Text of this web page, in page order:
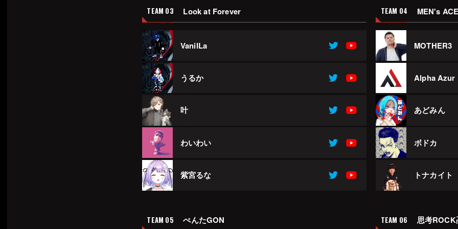
TEAM 03 Look at Forever
VanilLa
うるか
叶
わいわい
紫宮るな
TEAM 04 MEN's
MOTHER3
Alpha Azur
あどみん
ボドカ
トナカイト
TEAM 05 ぺんたGON TEAM 06 思考ROCK